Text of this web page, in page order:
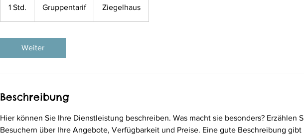
1 Std.
d
Gruppentarif Ziegelhaus
Weiter
Beschreibung
Hier können Sie Ihre Dienstleistung beschreiben. Was macht sie besonders? Erzählen
Besuchern über Ihre Angebote, Verfügbarkeit und Preise. Eine gute Beschreibung gibt